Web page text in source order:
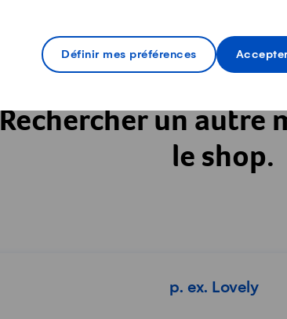
Définir mes préférences
Rechercher un autre
le shop.